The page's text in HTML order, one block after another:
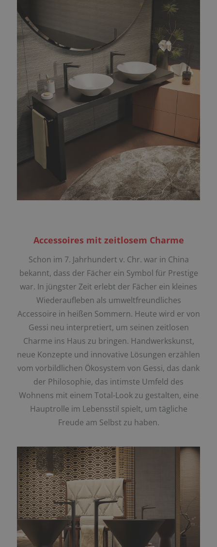
Accessoires mit zeitlosem Charme
Schon im 7. Jahrhundert v. Chr. war in China
bekannt, dass der Fächer ein Symbol für Prestige
war. In jüngster Zeit erlebt der Fächer ein kleines
Wiederaufleben als umweltfreundliches
Accessoire in heißen Sommern. Heute wird er von
Gessi neu interpretiert, um seinen zeitlosen
Charme ins Haus zu bringen. Handwerkskunst,
neue Konzepte und innovative Lösungen erzählen
vom vorbildlichen Ökosystem von Gessi, das dank
der Philosophie, das intimste Umfeld des
Wohnens mit einem Total-Look zu gestalten, eine
Hauptrolle im Lebensstil spielt, um tägliche
Freude am Selbst zu haben.